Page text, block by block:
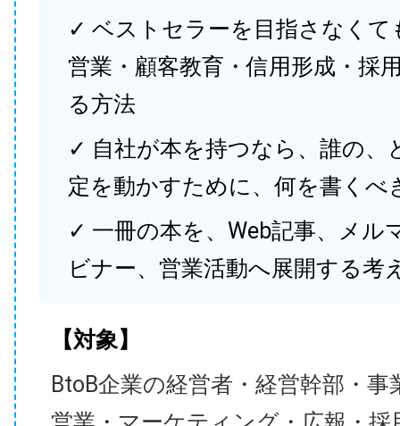
✓ ベストセラーを目指さなくて
営業・顧客教育・信用形成・採
る方法
✓ 自社が本を持つなら、誰の、
定を動かすために、何を書くべ
✓ 一冊の本を、Web記事、メル
ビナー、営業活動へ展開する考
【対象】
BtoB企業の経営者・経営幹部・事